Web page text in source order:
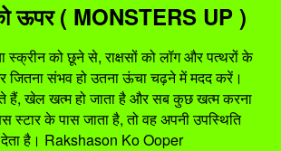
को ऊपर ( MONSTERS UP )
स्क्रीन को छूने से, राक्षसों को लॉग और पत्थरों के
संभव हो उतना ऊंचा चढ़ने में मदद करें।
हैं, खेल खत्म हो जाता है और सब कुछ खत्म करना
स्टार के पास जाता है, तो वह अपनी उपस्थिति
है। Rakshason Ko Ooper